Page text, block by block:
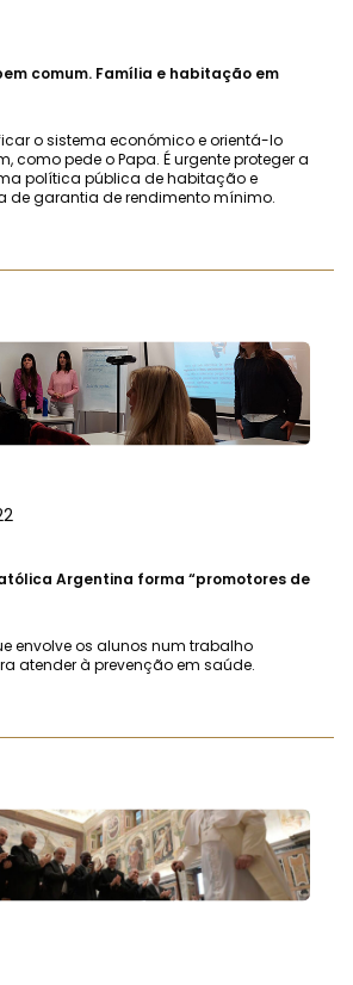
comum. Família e habitação em
o sistema económico e orientá-lo
como pede o Papa. É urgente proteger a
política pública de habitação e
de garantia de rendimento mínimo.
Argentina forma “promotores de
envolve os alunos num trabalho
atender à prevenção em saúde.